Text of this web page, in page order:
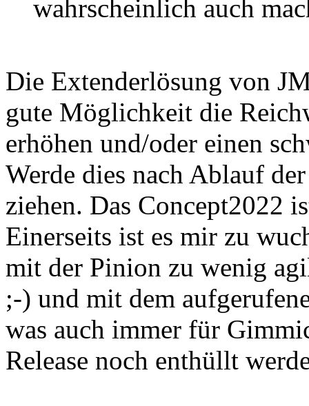
wahrscheinlich auch
Die Extenderlösung von
gute Möglichkeit die
erhöhen und/oder einen
Werde dies nach Ablauf
ziehen. Das Concept2022
Einerseits ist es mir zu
mit der Pinion zu wenig
;-) und mit dem
was auch immer für
Release noch enthüllt